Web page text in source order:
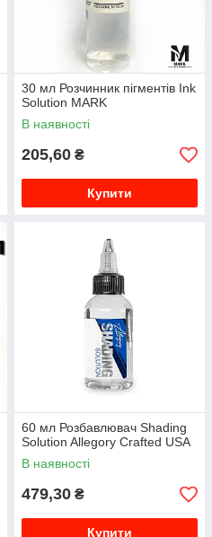
30 мл Розчинник пігментів Ink
Solution MARK
В наявності
205,60 ₴
Купити
60 мл Розбавлювач Shading
Solution Allegory Crafted USA
В наявності
479,30 ₴
Купити